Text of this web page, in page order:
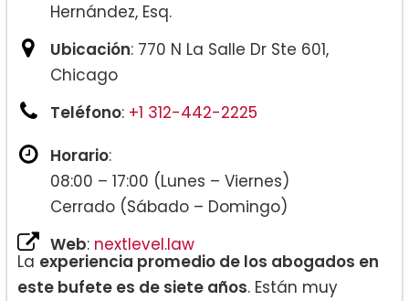
Hernández, Esq.
Ubicación: 770 N La Salle Dr Ste 601,
Chicago
Teléfono: +1 312-442-2225
Horario:
08:00 – 17:00 (Lunes – Viernes)
Cerrado (Sábado – Domingo)
Web: nextlevel.law
La experiencia promedio de los abogados en
este bufete es de siete años. Están muy